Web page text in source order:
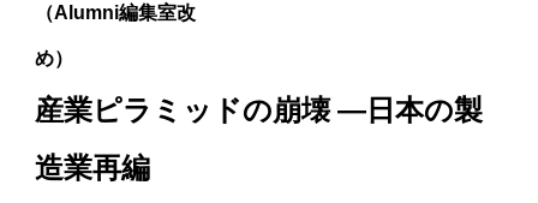
（Alumni編集室改
め）
産業ピラミッドの崩壊 ―日本の製
造業再編